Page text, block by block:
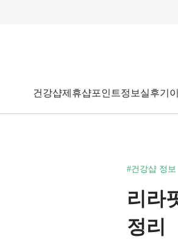
건강샵제휴샵포인트정보실후기
#건강샵 정보
리라
정리